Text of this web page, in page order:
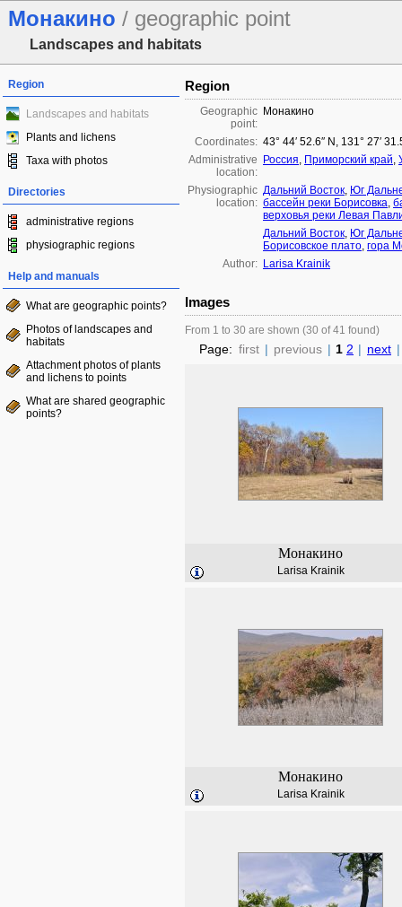
Монакино / geographic point
Landscapes and habitats
Region
Landscapes and habitats
Plants and lichens
Taxa with photos
Directories
administrative regions
physiographic regions
Help and manuals
What are geographic points?
Photos of landscapes and
habitats
Attachment photos of plants
and lichens to points
What are shared geographic
points?
Region
Geographic
point:
Монакино
Coordinates: 43° 44′ 52.6″ N, 131° 27′
Administrative
location:
Россия, Приморский край,
Physiographic
location:
Дальний Восток, Юг
бассейн реки Борисовка,
верховья реки Левая
Дальний Восток, Юг
Борисовское плато, гора
Author: Larisa Krainik
Images
From 1 to 30 are shown (30 of 41 found)
Page: first | previous | 1 2 | next |
Монакино
Larisa Krainik
Монакино
Larisa Krainik